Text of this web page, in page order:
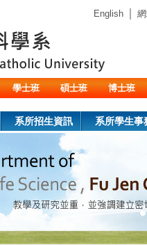
English
學士班 碩士班 博士班
系所招生資訊 系所學生事